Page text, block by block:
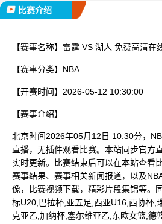
比赛介绍
【赛事名称】 雷霆 VS 湖人 免费高清在
【赛事分类】 NBA
【开赛时间】 2026-05-12 10:30:00
【赛事介绍】
北京时间2026年05月12日 10:30分，
直播，无插件观看比赛。本站同步官方
实时更新。比赛结束后可以在本站查看
赛事结果、赛事相关新闻报道，以及
像，比赛视频下载，精彩片段集锦等。
标U20,巴拉杯,亚五足,西亚U16,西协杯,
克亚乙,加纳杯,塞尔维亚乙,东欧女篮,德